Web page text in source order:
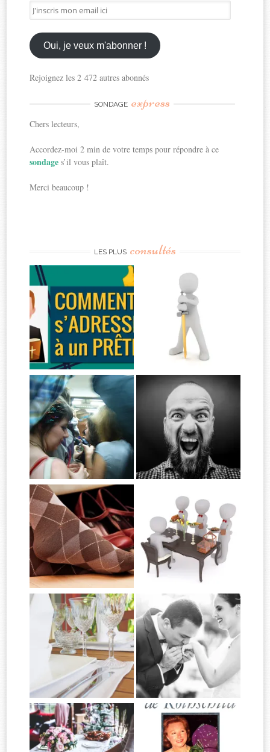
J'inscris
mon
email
ici
Oui, je veux m'abonner !
Rejoignez les 2 472 autres abonnés
SONDAGE express
Chers lecteurs,
Accordez-moi 2 min de votre temps pour répondre à ce
sondages’il vous plaît.
Merci beaucoup !
LES PLUS consultés